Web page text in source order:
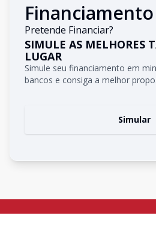
Financiamento
Pretende Financiar?
SIMULE AS MELHORES
LUGAR
Simule seu financiamento em
bancos e consiga a melhor
Simular